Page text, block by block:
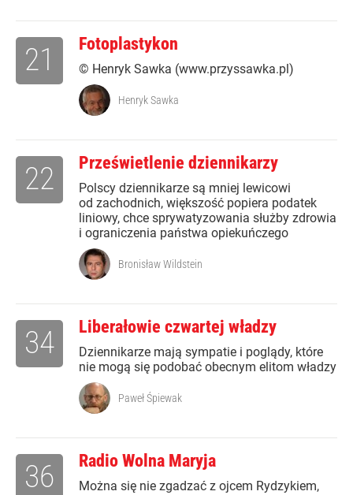
Fotoplastykon
© Henryk Sawka (www.przyssawka.pl)
21
Henryk Sawka
Prześwietlenie dziennikarzy
Polscy dziennikarze są mniej lewicowi
od zachodnich, większość popiera podatek
liniowy, chce sprywatyzowania służby zdrowia
i ograniczenia państwa opiekuńczego
22
Bronisław Wildstein
Liberałowie czwartej władzy
Dziennikarze mają sympatie i poglądy, które
nie mogą się podobać obecnym elitom władzy
34
Paweł Śpiewak
Radio Wolna Maryja
Można się nie zgadzać z ojcem Rydzykiem,
36